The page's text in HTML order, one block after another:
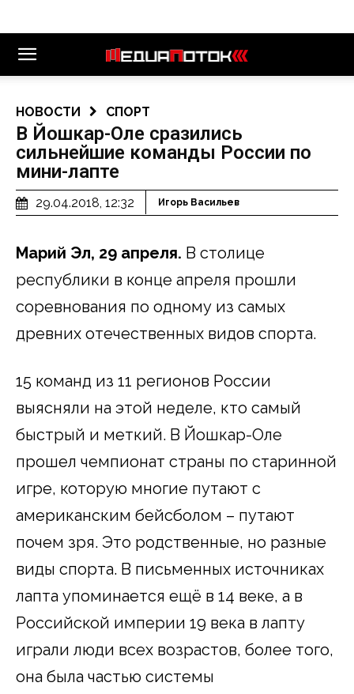
НОВОСТИ СПОРТ
В Йошкар-Оле сразились
сильнейшие команды России по
мини-лапте
29.04.2018, 12:32 Игорь Васильев
Марий Эл, 29 апреля. В столице
республики в конце апреля прошли
соревнования по одному из самых
древних отечественных видов спорта.
15 команд из 11 регионов России
выясняли на этой неделе, кто самый
быстрый и меткий. В Йошкар-Оле
прошел чемпионат страны по старинной
игре, которую многие путают с
американским бейсболом – путают
почем зря. Это родственные, но разные
виды спорта. В письменных источниках
лапта упоминается ещё в 14 веке, а в
Российской империи 19 века в лапту
играли люди всех возрастов, более того,
она была частью системы